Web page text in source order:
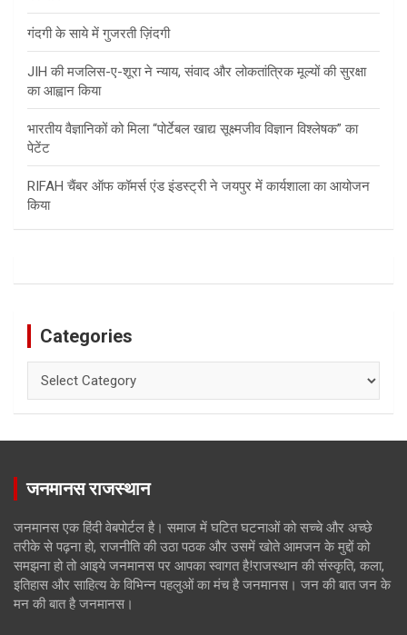
गंदगी के साये में गुजरती ज़िंदगी
JIH की मजलिस-ए-शूरा ने न्याय, संवाद और लोकतांत्रिक मूल्यों की सुरक्षा
का आह्वान किया
भारतीय वैज्ञानिकों को मिला “पोर्टेबल खाद्य सूक्ष्मजीव विज्ञान विश्लेषक” का
पेटेंट
RIFAH चैंबर ऑफ कॉमर्स एंड इंडस्ट्री ने जयपुर में कार्यशाला का आयोजन
किया
Categories
जनमानस राजस्थान
जनमानस एक हिंदी वेबपोर्टल है। समाज में घटित घटनाओं को सच्चे और अच्छे
तरीके से पढ़ना हो, राजनीति की उठा पठक और उसमें खोते आमजन के मुद्दों को
समझना हो तो आइये जनमानस पर आपका स्वागत है!राजस्थान की संस्कृति, कला,
इतिहास और साहित्य के विभिन्न पहलुओं का मंच है जनमानस। जन की बात जन के
मन की बात है जनमानस।